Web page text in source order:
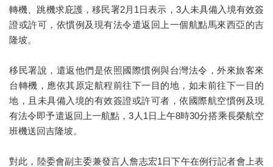
轉機、跳機求庇護，移民署2月1日表示，3人未具備入境有效簽
證或許可，依慣例及現有法令遣返回上一個航點馬來西亞的吉
隆坡。
移民署說，遣返他們是依照國際慣例與台灣法令，外來旅客來
台轉機，應依其原定航程前往下一目的地，如未前往下一目的
地，且未具備入境的有效簽證或許可者，依國際航空慣例及現
有法令即予遣返回上一航點，3人1日上午8時30分搭乘長榮航空
班機送回吉隆坡。
對此，陸委會副主委兼發言人詹志宏1日下午在例行記者會上表